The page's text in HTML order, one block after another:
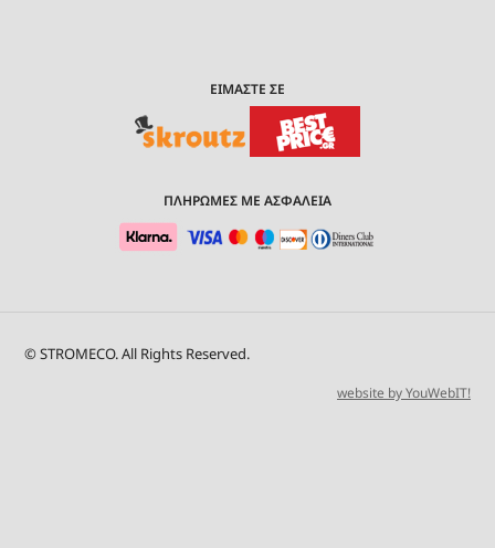
ΕΙΜΑΣΤΕ ΣΕ
ΠΛΗΡΩΜΕΣ ΜΕ ΑΣΦΑΛΕΙΑ
© STROMECO. All Rights Reserved.
website by YouWebIT!